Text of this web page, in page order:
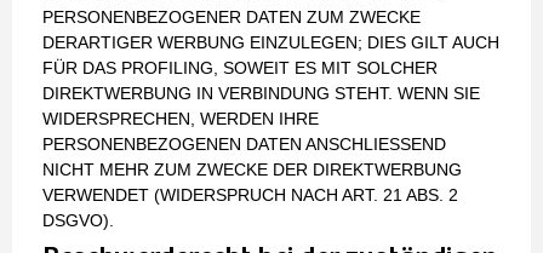
PERSONENBEZOGENER DATEN ZUM ZWECKE
DERARTIGER WERBUNG EINZULEGEN; DIES GILT AUCH
FÜR DAS PROFILING, SOWEIT ES MIT SOLCHER
DIREKTWERBUNG IN VERBINDUNG STEHT. WENN SIE
WIDERSPRECHEN, WERDEN IHRE
PERSONENBEZOGENEN DATEN ANSCHLIESSEND
NICHT MEHR ZUM ZWECKE DER DIREKTWERBUNG
VERWENDET (WIDERSPRUCH NACH ART. 21 ABS. 2
DSGVO).